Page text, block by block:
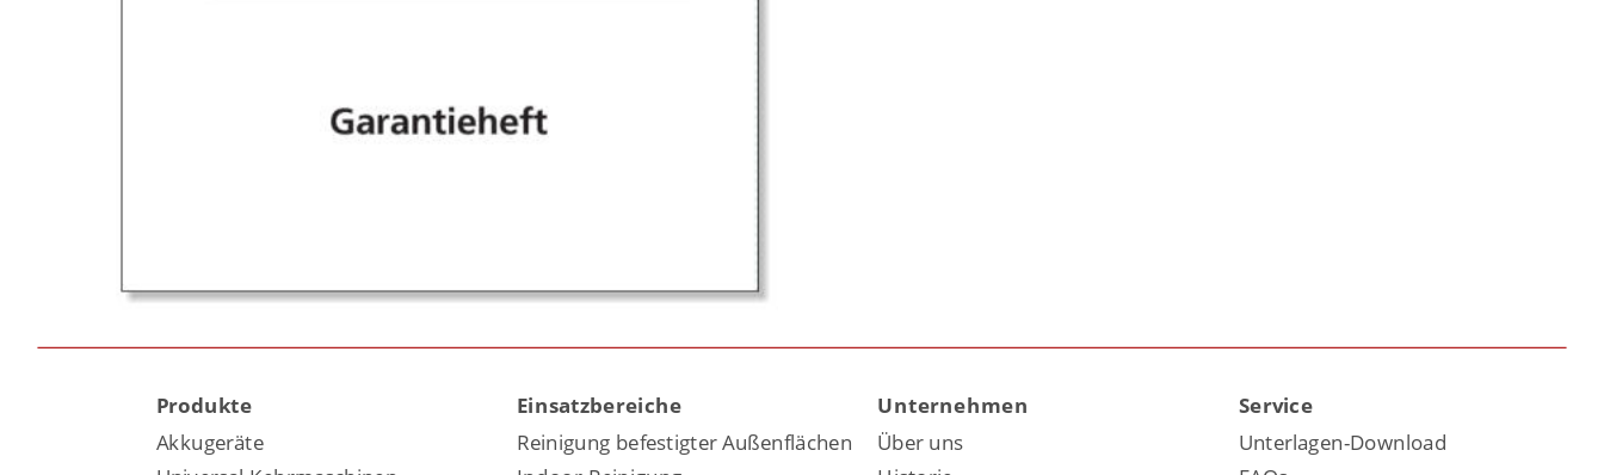
Produkte Einsatzbereiche Unternehmen
Service
Akkugeräte
Reinigung befestigter Außenflächen Über uns
Unterlagen-Download